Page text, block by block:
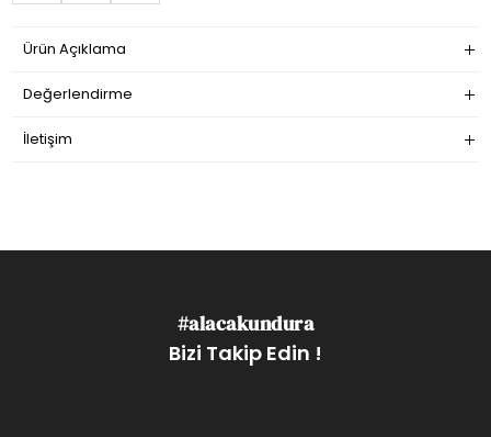
Ürün Açıklama
Değerlendirme
İletişim
#alacakundura
Bizi Takip Edin !